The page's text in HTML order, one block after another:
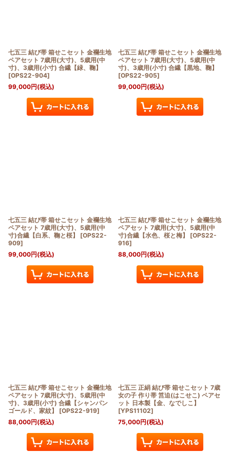
七五三 結び帯 箱せこセット 金襴生地
ペアセット 7歳用(大寸)、5歳用(中
寸)、3歳用(小寸) 合繊【緑、鞠】
[OPS22-904]
99,000円(税込)
七五三 結び帯 箱せこセット 金襴生地
ペアセット 7歳用(大寸)、5歳用(中
寸)、3歳用(小寸) 合繊【黒地、鞠】
[OPS22-905]
99,000円(税込)
七五三 結び帯 箱せこセット 金襴生地
ペアセット 7歳用(大寸)、5歳用(中
寸)合繊【白系、鞠と桜】
[OPS22-
909]
99,000円(税込)
七五三 結び帯 箱せこセット 金襴生地
ペアセット 7歳用(大寸)、5歳用(中
寸)合繊【水色、桜と梅】
[OPS22-
916]
88,000円(税込)
七五三 結び帯 箱せこセット 金襴生地
ペアセット 7歳用(大寸)、5歳用(中
寸)、3歳用(小寸) 合繊【シャンパン
ゴールド、家紋】
[OPS22-919]
88,000円(税込)
七五三 正絹 結び帯 箱せこセット 7歳
女の子 作り帯 筥迫(はこせこ) ペアセ
ット 日本製【金、なでしこ】
[YPS11102]
75,000円(税込)